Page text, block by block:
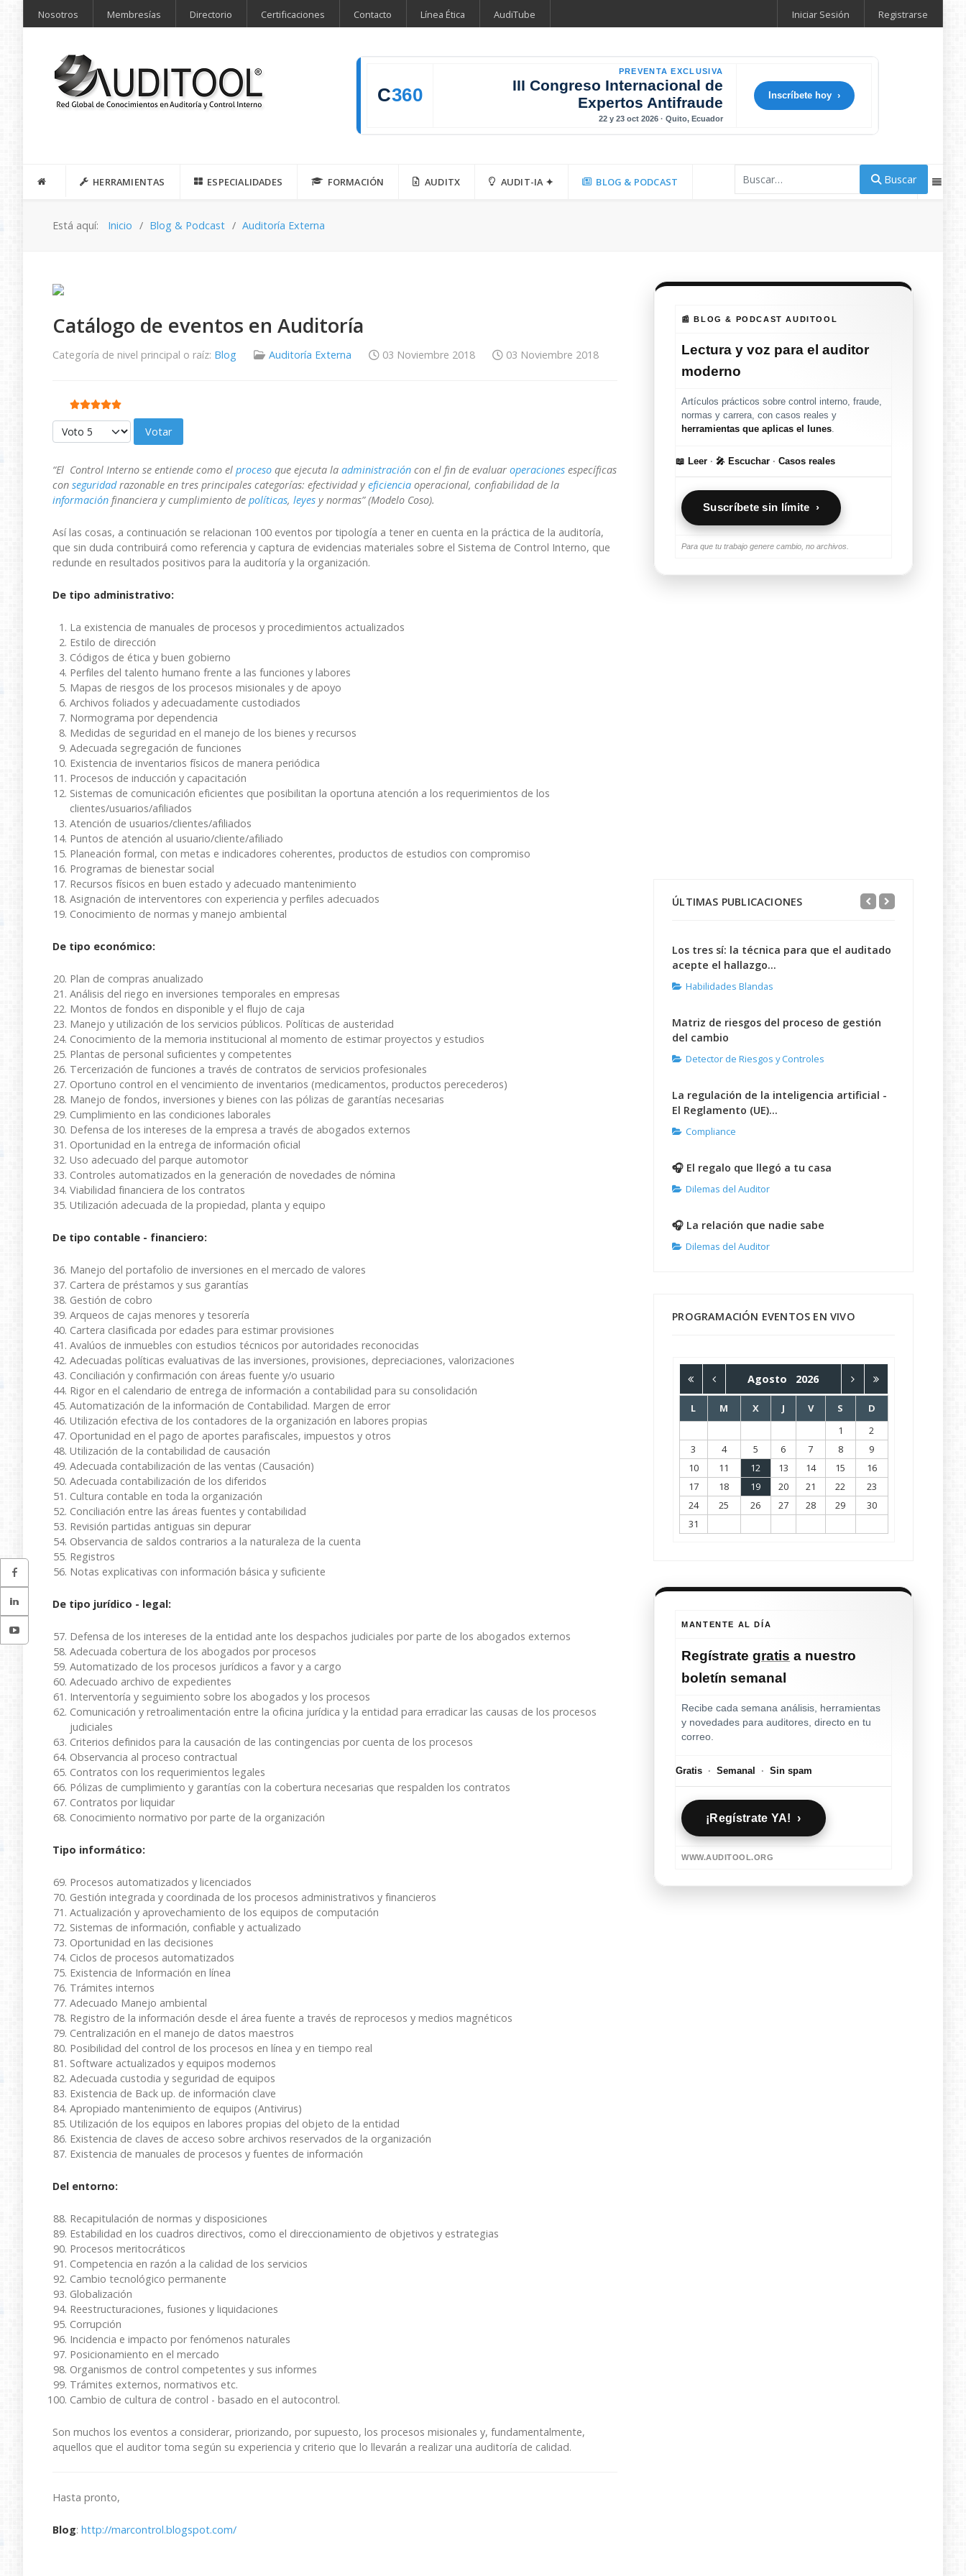
Nosotros Membresías Directorio Certificaciones Contacto Línea Ética AudiTube Iniciar Sesión Registrarse
C360
PREVENTA EXCLUSIVA
III Congreso Internacional de
Expertos Antifraude
22 y 23 oct 2026 · Quito, Ecuador
Inscríbete hoy ›
HERRAMIENTAS ESPECIALIDADES FORMACIÓN AUDITX AUDIT-IA ✦ BLOG & PODCAST Buscar
Está aquí: Inicio Blog & Podcast Auditoría Externa
Catálogo de eventos en Auditoría
Categoría de nivel principal o raíz: Blog Auditoría Externa 03 Noviembre 2018 03 Noviembre 2018
Ratio:5/5
Por favor, vote
“El Control Interno se entiende como el proceso que ejecuta la administración con el fin de evaluar operaciones específicas
con seguridadrazonable en tres principales categorías: efectividad y eficiencia operacional, confiabilidad de la
información financiera y cumplimiento de políticas, leyes y normas” (Modelo Coso).
Así las cosas, a continuación se relacionan 100 eventos por tipología a tener en cuenta en la práctica de la auditoría,
que sin duda contribuirá como referencia y captura de evidencias materiales sobre el Sistema de Control Interno, que
redunde en resultados positivos para la auditoría y la organización.
De tipo administrativo:
La existencia de manuales de procesos y procedimientos actualizados
Estilo de dirección
Códigos de ética y buen gobierno
Perfiles del talento humano frente a las funciones y labores
Mapas de riesgos de los procesos misionales y de apoyo
Archivos foliados y adecuadamente custodiados
Normograma por dependencia
Medidas de seguridad en el manejo de los bienes y recursos
Adecuada segregación de funciones
Existencia de inventarios físicos de manera periódica
Procesos de inducción y capacitación
Sistemas de comunicación eficientes que posibilitan la oportuna atención a los requerimientos de los
clientes/usuarios/afiliados
Atención de usuarios/clientes/afiliados
Puntos de atención al usuario/cliente/afiliado
Planeación formal, con metas e indicadores coherentes, productos de estudios con compromiso
Programas de bienestar social
Recursos físicos en buen estado y adecuado mantenimiento
Asignación de interventores con experiencia y perfiles adecuados
Conocimiento de normas y manejo ambiental
De tipo económico:
Plan de compras anualizado
Análisis del riego en inversiones temporales en empresas
Montos de fondos en disponible y el flujo de caja
Manejo y utilización de los servicios públicos. Políticas de austeridad
Conocimiento de la memoria institucional al momento de estimar proyectos y estudios
Plantas de personal suficientes y competentes
Tercerización de funciones a través de contratos de servicios profesionales
Oportuno control en el vencimiento de inventarios (medicamentos, productos perecederos)
Manejo de fondos, inversiones y bienes con las pólizas de garantías necesarias
Cumplimiento en las condiciones laborales
Defensa de los intereses de la empresa a través de abogados externos
Oportunidad en la entrega de información oficial
Uso adecuado del parque automotor
Controles automatizados en la generación de novedades de nómina
Viabilidad financiera de los contratos
Utilización adecuada de la propiedad, planta y equipo
De tipo contable - financiero:
Manejo del portafolio de inversiones en el mercado de valores
Cartera de préstamos y sus garantías
Gestión de cobro
Arqueos de cajas menores y tesorería
Cartera clasificada por edades para estimar provisiones
Avalúos de inmuebles con estudios técnicos por autoridades reconocidas
Adecuadas políticas evaluativas de las inversiones, provisiones, depreciaciones, valorizaciones
Conciliación y confirmación con áreas fuente y/o usuario
Rigor en el calendario de entrega de información a contabilidad para su consolidación
Automatización de la información de Contabilidad. Margen de error
Utilización efectiva de los contadores de la organización en labores propias
Oportunidad en el pago de aportes parafiscales, impuestos y otros
Utilización de la contabilidad de causación
Adecuada contabilización de las ventas (Causación)
Adecuada contabilización de los diferidos
Cultura contable en toda la organización
Conciliación entre las áreas fuentes y contabilidad
Revisión partidas antiguas sin depurar
Observancia de saldos contrarios a la naturaleza de la cuenta
Registros
Notas explicativas con información básica y suficiente
De tipo jurídico - legal:
Defensa de los intereses de la entidad ante los despachos judiciales por parte de los abogados externos
Adecuada cobertura de los abogados por procesos
Automatizado de los procesos jurídicos a favor y a cargo
Adecuado archivo de expedientes
Interventoría y seguimiento sobre los abogados y los procesos
Comunicación y retroalimentación entre la oficina jurídica y la entidad para erradicar las causas de los procesos
judiciales
Criterios definidos para la causación de las contingencias por cuenta de los procesos
Observancia al proceso contractual
Contratos con los requerimientos legales
Pólizas de cumplimiento y garantías con la cobertura necesarias que respalden los contratos
Contratos por liquidar
Conocimiento normativo por parte de la organización
Tipo informático:
Procesos automatizados y licenciados
Gestión integrada y coordinada de los procesos administrativos y financieros
Actualización y aprovechamiento de los equipos de computación
Sistemas de información, confiable y actualizado
Oportunidad en las decisiones
Ciclos de procesos automatizados
Existencia de Información en línea
Trámites internos
Adecuado Manejo ambiental
Registro de la información desde el área fuente a través de reprocesos y medios magnéticos
Centralización en el manejo de datos maestros
Posibilidad del control de los procesos en línea y en tiempo real
Software actualizados y equipos modernos
Adecuada custodia y seguridad de equipos
Existencia de Back up. de información clave
Apropiado mantenimiento de equipos (Antivirus)
Utilización de los equipos en labores propias del objeto de la entidad
Existencia de claves de acceso sobre archivos reservados de la organización
Existencia de manuales de procesos y fuentes de información
Del entorno:
Recapitulación de normas y disposiciones
Estabilidad en los cuadros directivos, como el direccionamiento de objetivos y estrategias
Procesos meritocráticos
Competencia en razón a la calidad de los servicios
Cambio tecnológico permanente
Globalización
Reestructuraciones, fusiones y liquidaciones
Corrupción
Incidencia e impacto por fenómenos naturales
Posicionamiento en el mercado
Organismos de control competentes y sus informes
Trámites externos, normativos etc.
Cambio de cultura de control - basado en el autocontrol.
Son muchos los eventos a considerar, priorizando, por supuesto, los procesos misionales y, fundamentalmente,
aquellos que el auditor toma según su experiencia y criterio que lo llevarán a realizar una auditoría de calidad.
Hasta pronto,
Blog: http://marcontrol.blogspot.com/
📰 BLOG & PODCAST AUDITOOL
Lectura y voz para el auditor
moderno
Artículos prácticos sobre control interno, fraude,
normas y carrera, con casos reales y
herramientas que aplicas el lunes
📖 Leer · 🎤 Escuchar · Casos reales
Suscríbete sin límite ›
Para que tu trabajo genere cambio, no archivos.
ÚLTIMAS PUBLICACIONES
Los tres sí: la técnica para que el auditado
acepte el hallazgo...
Habilidades Blandas
Matriz de riesgos del proceso de gestión
del cambio
Detector de Riesgos y Controles
La regulación de la inteligencia artificial -
El Reglamento (UE)...
Compliance
🎧 El regalo que llegó a tu casa
Dilemas del Auditor
🎧 La relación que nadie sabe
Dilemas del Auditor
PROGRAMACIÓN EVENTOS EN VIVO
Agosto 2026
L M X J V S
D
1
2
3
4 5 6 7 8
9
10
11 12 13 14 15
16
17
18 19 20 21 22
23
24
25 26 27 28 29
30
31
MANTENTE AL DÍA
Regístrategratis a nuestro
boletín semanal
Recibe cada semana análisis, herramientas
y novedades para auditores, directo en tu
correo.
Gratis · Semanal · Sin spam
¡Regístrate YA! ›
WWW.AUDITOOL.ORG